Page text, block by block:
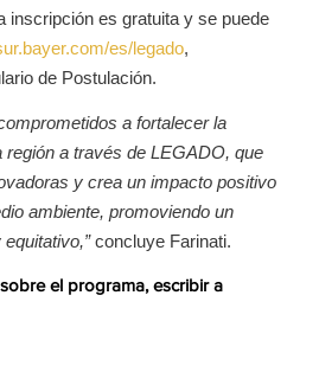
inscripción es gratuita y se puede
es/legado,
de Postulación.
a fortalecer la
región a través de LEGADO, que
y crea un impacto positivo
ambiente, promoviendo un
concluye Farinati.
el programa, escribir a